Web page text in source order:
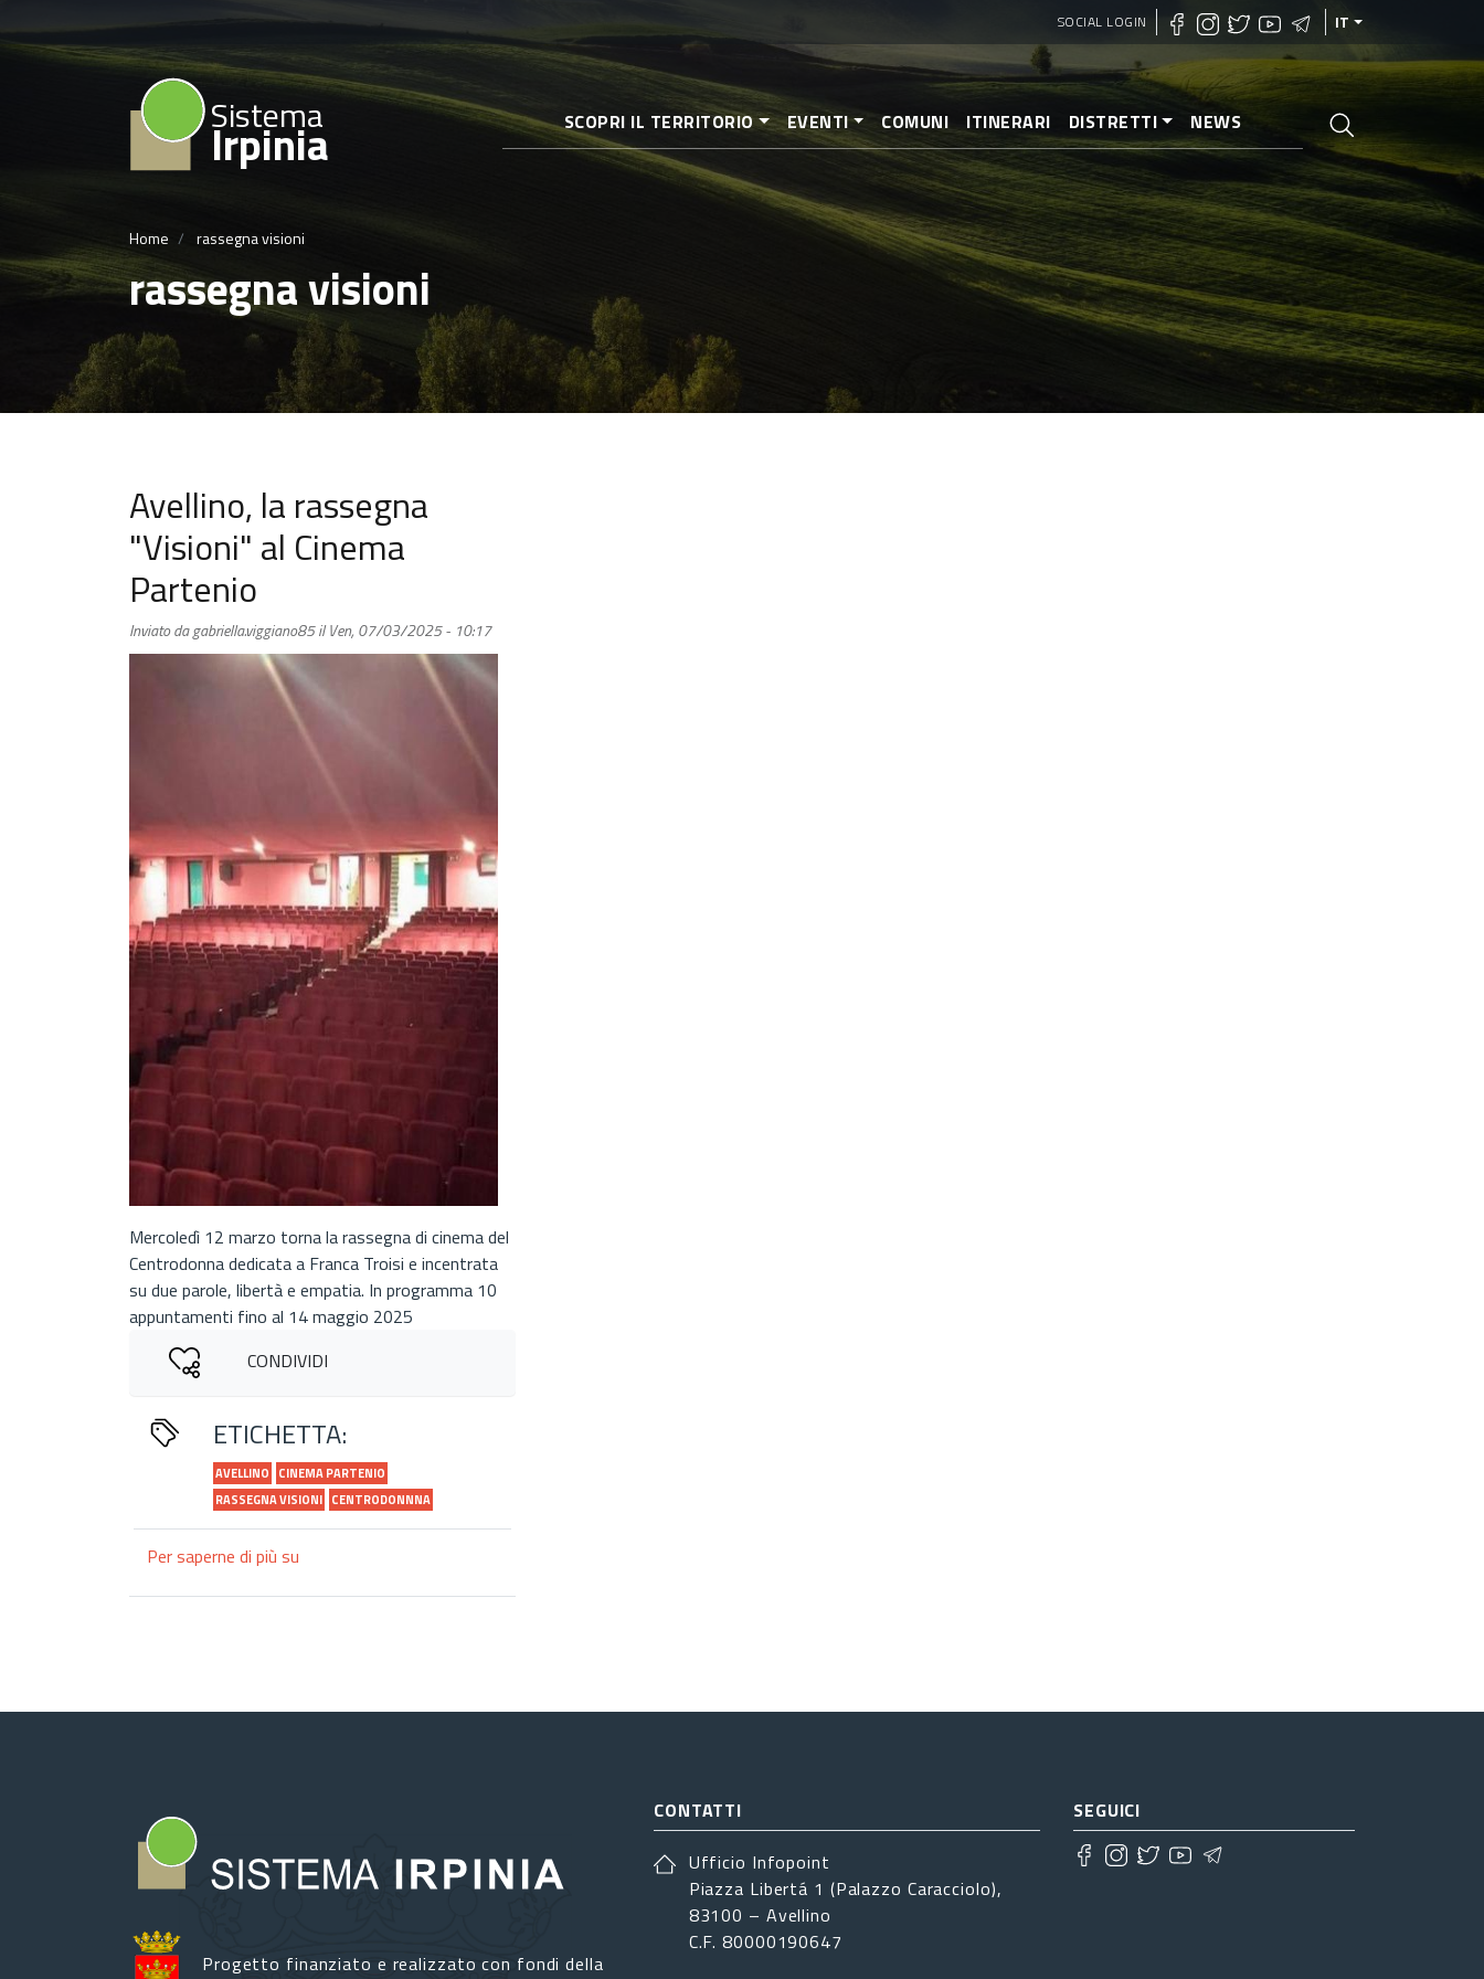
al
contenuto
principale
SOCIAL LOGIN IT
Sistema
Irpinia SCOPRI IL TERRITORIO EVENTI COMUNI ITINERARI DISTRETTI NEWS
Home rassegna visioni
rassegna visioni
Avellino, la rassegna
"Visioni" al Cinema
Partenio
Inviato dagabriella.viggiano85ilVen, 07/03/2025 - 10:17
Mercoledì 12 marzo torna la rassegna di cinema del
Centrodonna dedicata a Franca Troisi e incentrata
su due parole, libertà e empatia. In programma 10
appuntamenti fino al 14 maggio 2025
CONDIVIDI
ETICHETTA:
AVELLINO
CINEMA PARTENIO
RASSEGNA VISIONI CENTRODONNNA
Per saperne di più su
Partenio
Progetto finanziato e realizzato con fondi della
CONTATTI
Ufficio Infopoint
Piazza Libertá 1 (Palazzo Caracciolo),
83100 – Avellino
C.F. 80000190647
SEGUICI